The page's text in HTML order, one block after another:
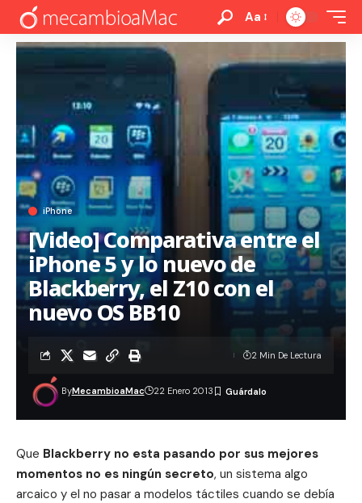
Aa
iPhone
[Video] Comparativa entre el
iPhone 5 y lo nuevo de
Blackberry, el Z10 con el
nuevo OS BB10
ByMecambioaMac 22 Enero 2013
2 Min De Lectura
Que Blackberry no esta pasando por sus mejores
momentos no es ningún secreto, un sistema algo
arcaico y el no pasar a modelos táctiles cuando se debía